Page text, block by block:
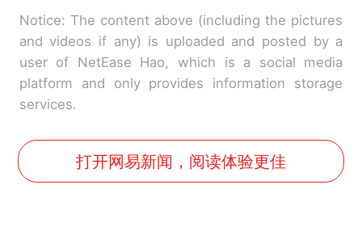
Notice: The content above (including the pictures
and videos if any) is uploaded and posted by a
user of NetEase Hao, which is a social media
platform and only provides information storage
services.
打开网易新闻，阅读体验更佳